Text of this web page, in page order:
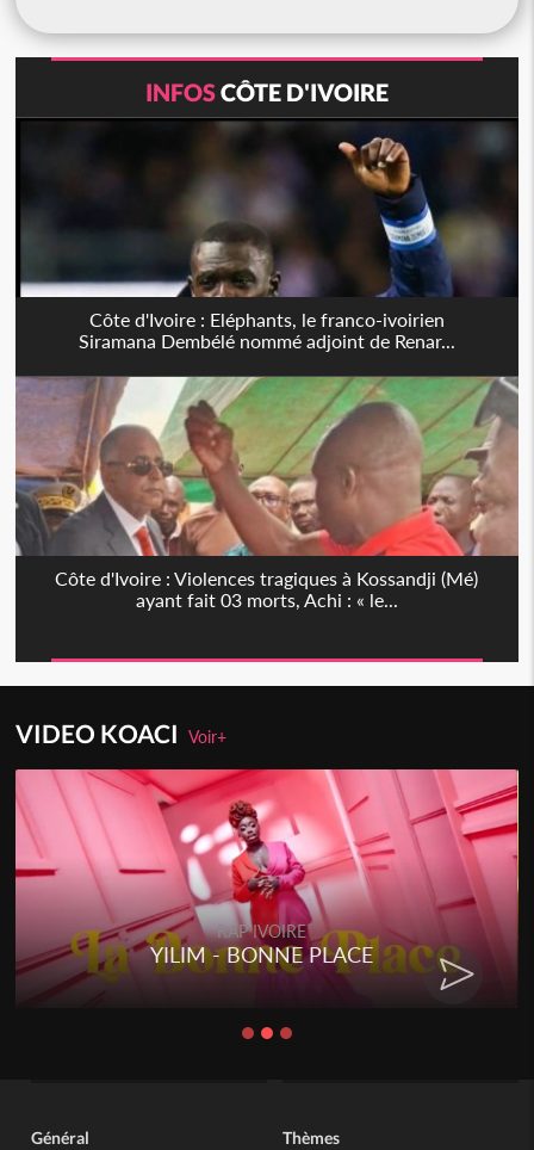
INFOSCÔTE D'IVOIRE
Côte d'Ivoire : Eléphants, le franco-ivoirien
Siramana Dembélé nommé adjoint de Renar...
Côte d'Ivoire : Violences tragiques à Kossandji (Mé)
ayant fait 03 morts, Achi : « le...
VIDEO KOACIVoir+
RAP IVOIRE
YILIM - BONNE PLACE
Général Thèmes